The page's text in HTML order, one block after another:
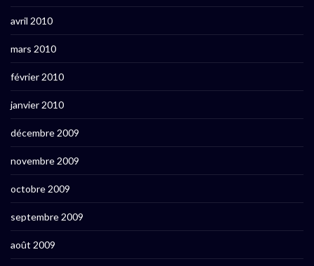
avril 2010
mars 2010
février 2010
janvier 2010
décembre 2009
novembre 2009
octobre 2009
septembre 2009
août 2009